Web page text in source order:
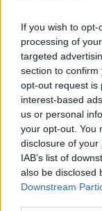
If you wish to
processing of
targeted
section to
opt-out request is
interest-based
us or personal
your opt-out. You
disclosure of
IAB’s list of
also be disclosed
Downstream
υπάρχουν.
φιλοξενεί
άλλα δύο
σε ροζ χρυσό
ρολόι
ημερολόγιο
σήμερα, αλλά
σε ένα τόσο